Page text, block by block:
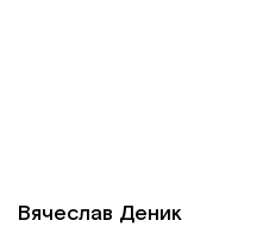
Вячеслав Деник